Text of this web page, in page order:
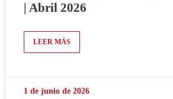
| Abril 2026
LEER MÁS
1 de junio de 2026